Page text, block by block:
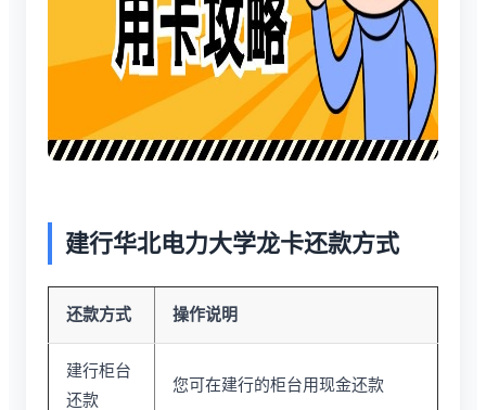
建行华北电力大学龙卡还款方式
还款方式 操作说明
建行柜台
还款
您可在建行的柜台用现金还款